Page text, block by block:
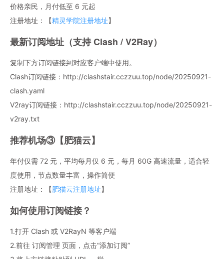
价格亲民，月付低至 6 元起
注册地址：【精灵学院注册地址】
最新订阅地址（支持 Clash / V2Ray）
复制下方订阅链接到对应客户端中使用。
Clash订阅链接：http://clashstair.cczzuu.top/node/20250921-
clash.yaml
V2ray订阅链接：http://clashstair.cczzuu.top/node/20250921-
v2ray.txt
推荐机场③【肥猫云】
年付仅需 72 元，平均每月仅 6 元，每月 60G 高速流量，适合轻
度使用，节点数量丰富，操作简便
注册地址：【肥猫云注册地址】
如何使用订阅链接？
1.打开 Clash 或 V2RayN 等客户端
2.前往 订阅管理 页面，点击“添加订阅”